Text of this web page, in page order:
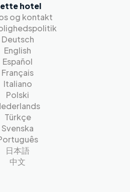
hotel
og kontakt
Deutsch
English
Español
Français
Italiano
Polski
Türkçe
Svenska
日本語
中文